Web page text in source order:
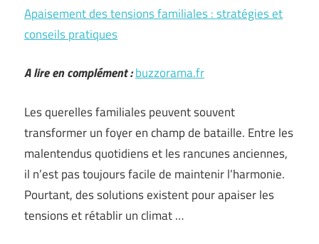
Apaisement des tensions familiales : stratégies et
conseils pratiques
A lire en complément :buzzorama.fr
Les querelles familiales peuvent souvent
transformer un foyer en champ de bataille. Entre les
malentendus quotidiens et les rancunes anciennes,
il n’est pas toujours facile de maintenir l’harmonie.
Pourtant, des solutions existent pour apaiser les
tensions et rétablir un climat …